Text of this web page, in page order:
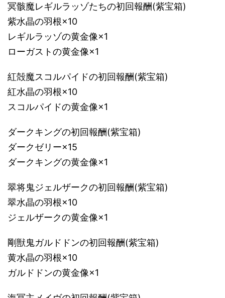
冥骸魔レギルラッゾたちの初回報酬(紫宝箱)
紫水晶の羽根×10
レギルラッゾの黄金像×1
ローガストの黄金像×1
紅殻魔スコルパイドの初回報酬(紫宝箱)
紅水晶の羽根×10
スコルパイドの黄金像×1
ダークキングの初回報酬(紫宝箱)
ダークゼリー×15
ダークキングの黄金像×1
翠将鬼ジェルザークの初回報酬(紫宝箱)
翠水晶の羽根×10
ジェルザークの黄金像×1
剛獣鬼ガルドドンの初回報酬(紫宝箱)
黄水晶の羽根×10
ガルドドンの黄金像×1